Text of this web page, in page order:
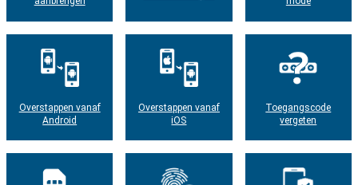
Overstappen vanaf
Android
Overstappen vanaf
iOS
Toegangscode
vergeten